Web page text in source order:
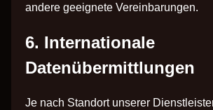
andere geeignete Vereinbarungen.
6. Internationale
Datenübermittlungen
Je nach Standort unserer